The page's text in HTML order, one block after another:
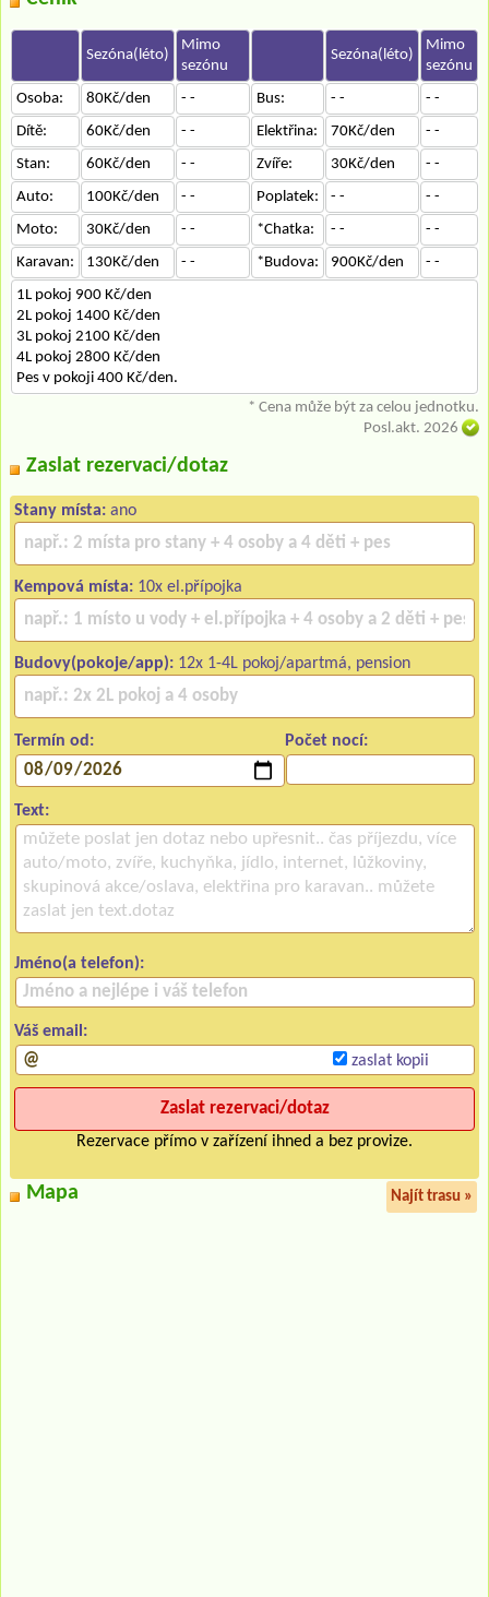
Sezóna(léto)
Mimo
sezónu
Sezóna(léto)
Mimo
sezónu
Osoba:
80Kč/den - - Bus: - -
- -
Dítě:
60Kč/den - - Elektřina: 70Kč/den
- -
Stan:
60Kč/den - - Zvíře: 30Kč/den
- -
Auto:
100Kč/den - - Poplatek: - -
- -
Moto:
30Kč/den - - *Chatka: - -
- -
Karavan:
130Kč/den - - *Budova: 900Kč/den
- -
1L pokoj 900 Kč/den
2L pokoj 1400 Kč/den
3L pokoj 2100 Kč/den
4L pokoj 2800 Kč/den
Pes v pokoji 400 Kč/den.
* Cena může být za celou jednotku.
Posl.akt. 2026
Zaslat rezervaci/dotaz
Stany místa: ano
Kempová místa: 10x el.přípojka
Budovy(pokoje/app): 12x 1-4L pokoj/apartmá, pension
Termín od: Počet nocí:
Text:
Jméno(a telefon):
Váš email:
zaslat kopii
Rezervace přímo v zařízení ihned a bez provize.
Mapa Najít trasu »